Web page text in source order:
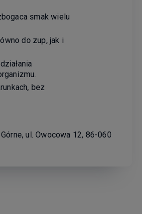
smak wielu
do zup, jak i
bez
ul. Owocowa 12, 86-060